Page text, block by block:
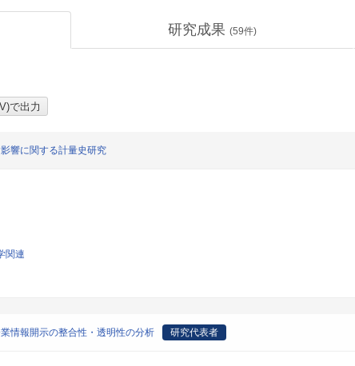
研究成果 (59件)
響に関する計量史研究
関連
情報開示の整合性・透明性の分析 研究代表者